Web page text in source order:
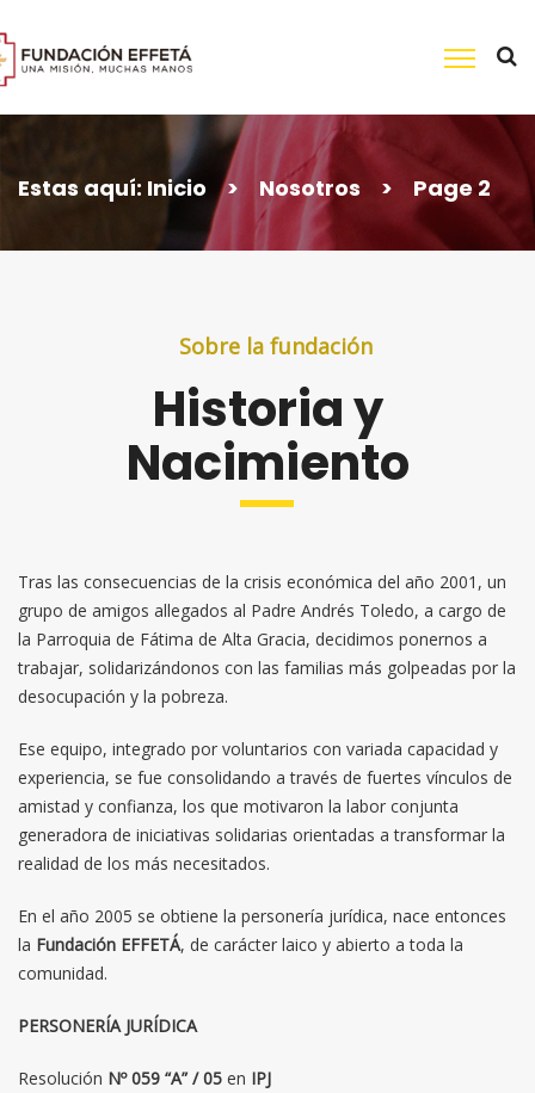
to
content
Buscar:
Estas aquí: Inicio > Nosotros > Page 2
Sobre la fundación
Historia y
Nacimiento
Tras las consecuencias de la crisis económica del año 2001, un
grupo de amigos allegados al Padre Andrés Toledo, a cargo de
la Parroquia de Fátima de Alta Gracia, decidimos ponernos a
trabajar, solidarizándonos con las familias más golpeadas por la
desocupación y la pobreza.
Ese equipo, integrado por voluntarios con variada capacidad y
experiencia, se fue consolidando a través de fuertes vínculos de
amistad y confianza, los que motivaron la labor conjunta
generadora de iniciativas solidarias orientadas a transformar la
realidad de los más necesitados.
En el año 2005 se obtiene la personería jurídica, nace entonces
la Fundación EFFETÁ, de carácter laico y abierto a toda la
comunidad.
PERSONERÍA JURÍDICA
Resolución Nº 059 “A” / 05 en IPJ